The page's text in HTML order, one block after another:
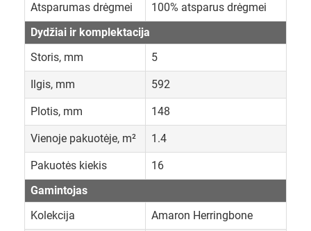
Atsparumas drėgmei
100% atsparus drėgmei
Dydžiai ir komplektacija
Storis, mm
5
Ilgis, mm 592
Plotis, mm 148
Vienoje pakuotėje, m² 1.4
Pakuotės kiekis
16
Gamintojas
Kolekcija
Amaron Herringbone